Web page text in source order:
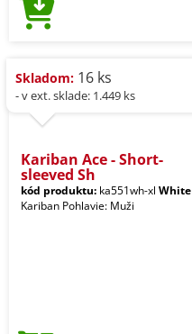
Skladom: 16 ks
- v ext. sklade: 1.449 ks
Kariban Ace - Short-
sleeved Sh
kód produktu: ka551wh-xl White
Kariban Pohlavie: Muži